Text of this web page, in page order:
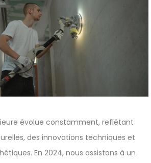
évolue constamment, reflétant
des innovations techniques et
En 2024, nous assistons à un